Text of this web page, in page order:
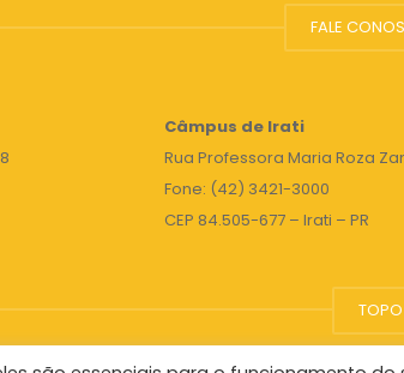
FALE
Câmpus de Irati
Rua Professora Maria Roza
Fone: (42) 3421-3000
CEP 84.505-677 – Irati – PR
TOPO